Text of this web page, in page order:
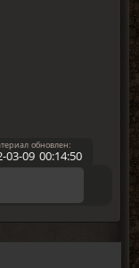
03-09 00:14:50